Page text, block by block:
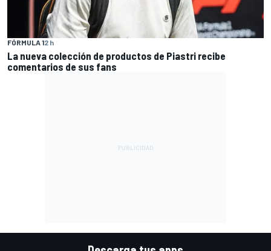
FÓRMULA 12 h
La nueva colección de productos de Piastri recibe
comentarios de sus fans